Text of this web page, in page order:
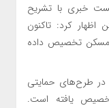
۲۵ خرداد) در نشست خبری با تشریح
کرد: تاکنون
مسکن تخصیص داده
مؤثر در طرح‌های حمایتی
تخصیص یافته است.